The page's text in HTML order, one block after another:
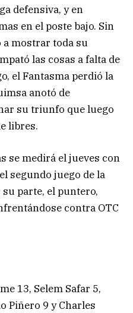
defensiva, y en
en el poste bajo. Sin
a mostrar toda su
las cosas a falta de
el Fantasma perdió la
anotó de
su triunfo que luego
libres.
se medirá el jueves con
segundo juego de la
parte, el puntero,
contra OTC
13, Selem Safar 5,
Piñero 9 y Charles